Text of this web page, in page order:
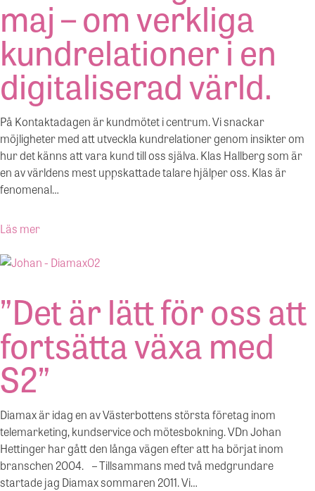
maj – om verkliga
kundrelationer i en
digitaliserad värld.
På Kontaktadagen är kundmötet i centrum. Vi snackar
möjligheter med att utveckla kundrelationer genom insikter om
hur det känns att vara kund till oss själva. Klas Hallberg som är
en av världens mest uppskattade talare hjälper oss. Klas är
fenomenal…
Läs mer
”Det är lätt för oss att
fortsätta växa med
S2”
Diamax är idag en av Västerbottens största företag inom
telemarketing, kundservice och mötesbokning. VDn Johan
Hettinger har gått den långa vägen efter att ha börjat inom
branschen 2004. – Tillsammans med två medgrundare
startade jag Diamax sommaren 2011. Vi…